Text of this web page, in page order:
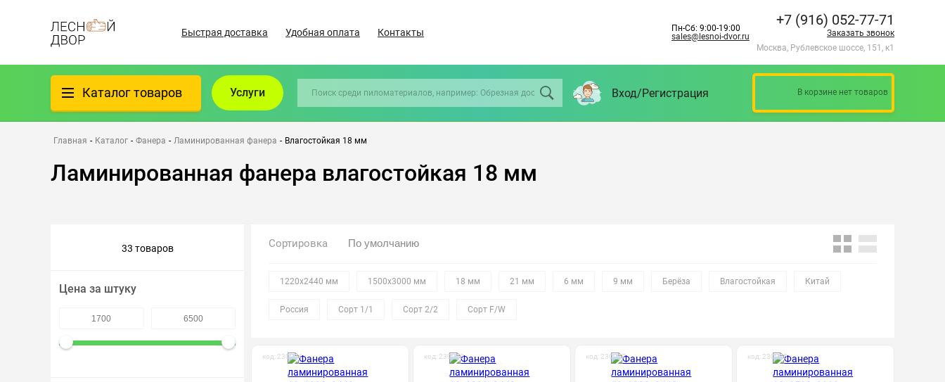
Быстрая доставка Удобная оплата Контакты
Пн-Сб: 9:00-19:00
sales@lesnoi-dvor.ru
+7 (916) 052-77-71
Заказать звонок
Москва, Рублевское шоссе, 151, к1
Каталог товаров
Фанера
Пиломатериалы
Всё для бани
Утеплители/Изоляция
Услуги Вход/Регистрация В корзине нет товаров
Главная - Каталог - Фанера - Ламинированная фанера - Влагостойкая 18 мм
Ламинированная фанера влагостойкая 18 мм
33 товаров
Цена за штуку
Сортировка
1220х2440 мм 1500х3000 мм 18 мм 21 мм 6 мм 9 мм Берёза Влагостойкая Китай
Россия Сорт 1/1 Сорт 2/2 Сорт F/W
код: 230004 код: 230010 код: 230017 код: 230025